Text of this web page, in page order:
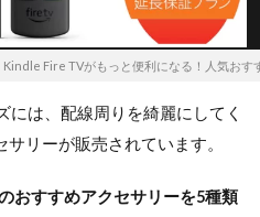
Kindle Fire TVがもっと便利になる！人気おす
には、配線周りを綺麗にしてく
リーが販売されています。
おすすめアクセサリーを5種類